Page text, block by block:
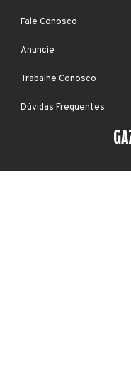
Fale Conosco
Anuncie
Trabalhe Conosco
Dúvidas Frequentes